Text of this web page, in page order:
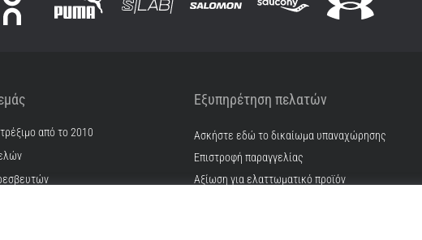
από το 2010
Εξυπηρέτηση πελατών
Ασκήστε εδώ το δικαίωμα υπαναχώρησης
Επιστροφή παραγγελίας
Αξίωση για ελαττωματικό προϊόν